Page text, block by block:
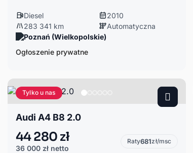
Diesel
2010
283 341 km
Automatyczna
Poznań (Wielkopolskie)
Ogłoszenie prywatne
Tylko u nas
Audi A4 B8 2.0
44 280 zł
36 000 zł netto
Raty681zł/msc